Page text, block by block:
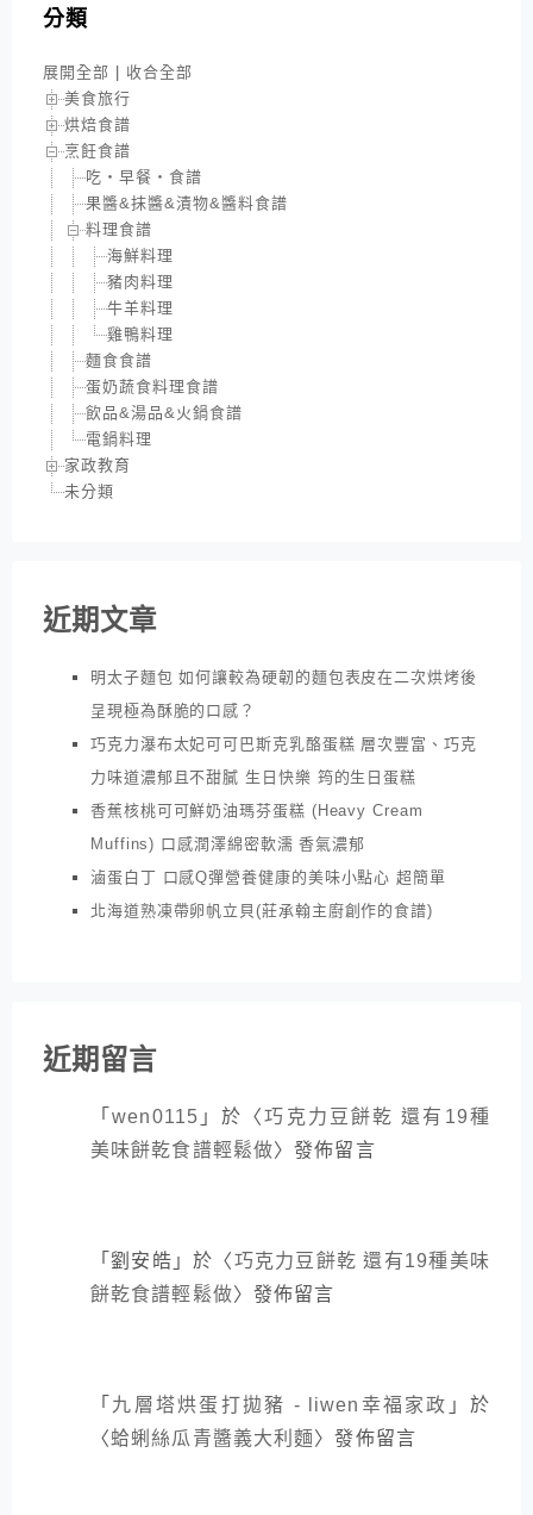
分類
展開全部
收合全部
美食旅行
烘焙食譜
烹飪食譜
吃‧早餐‧食譜
果醬&抹醬&漬物&醬料食譜
料理食譜
海鮮料理
豬肉料理
牛羊料理
雞鴨料理
麵食食譜
蛋奶蔬食料理食譜
飲品&湯品&火鍋食譜
電鍋料理
家政教育
未分類
近期文章
明太子麵包 如何讓較為硬韌的麵包表皮在二次烘烤後
呈現極為酥脆的口感？
巧克力瀑布太妃可可巴斯克乳酪蛋糕 層次豐富、巧克
力味道濃郁且不甜膩 生日快樂 筠的生日蛋糕
香蕉核桃可可鮮奶油瑪芬蛋糕 (Heavy Cream
Muffins) 口感潤澤綿密軟濡 香氣濃郁
滷蛋白丁 口感Q彈營養健康的美味小點心 超簡單
北海道熟凍帶卵帆立貝(莊承翰主廚創作的食譜)
近期留言
「wen0115 」於〈巧克力豆餅乾 還有19種
美味餅乾食譜輕鬆做〉發佈留言
「劉安皓 」於〈巧克力豆餅乾 還有19種美味
餅乾食譜輕鬆做〉發佈留言
「 九層塔烘蛋打拋豬 - liwen幸福家政 」於
〈蛤蜊絲瓜青醬義大利麵〉發佈留言